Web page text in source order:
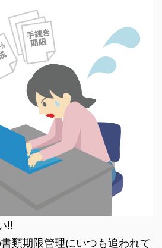
!!
類期限管理にいつも追われて